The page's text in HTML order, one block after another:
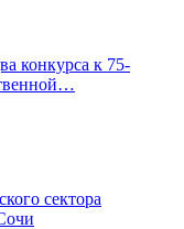
конкурса к 75-
сектора